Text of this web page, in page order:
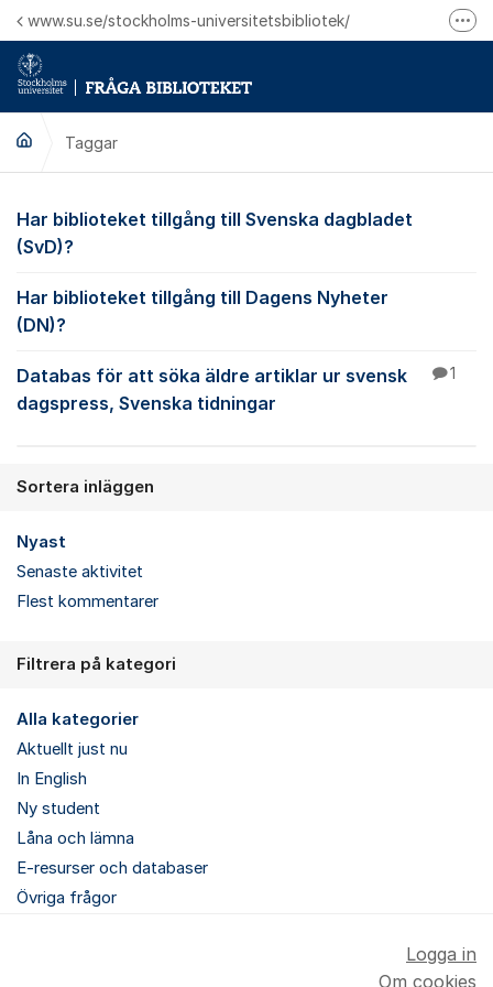
Hoppa till innehåll
www.su.se/stockholms-universitetsbibliotek/
Taggar
Har biblioteket tillgång till Svenska dagbladet
(SvD)?
Har biblioteket tillgång till Dagens Nyheter
(DN)?
Databas för att söka äldre artiklar ur svensk
dagspress, Svenska tidningar
1
Sortera inläggen
Nyast
Senaste aktivitet
Flest kommentarer
Filtrera på kategori
Alla kategorier
Aktuellt just nu
In English
Ny student
Låna och lämna
E-resurser och databaser
Övriga frågor
Logga in
Om cookies